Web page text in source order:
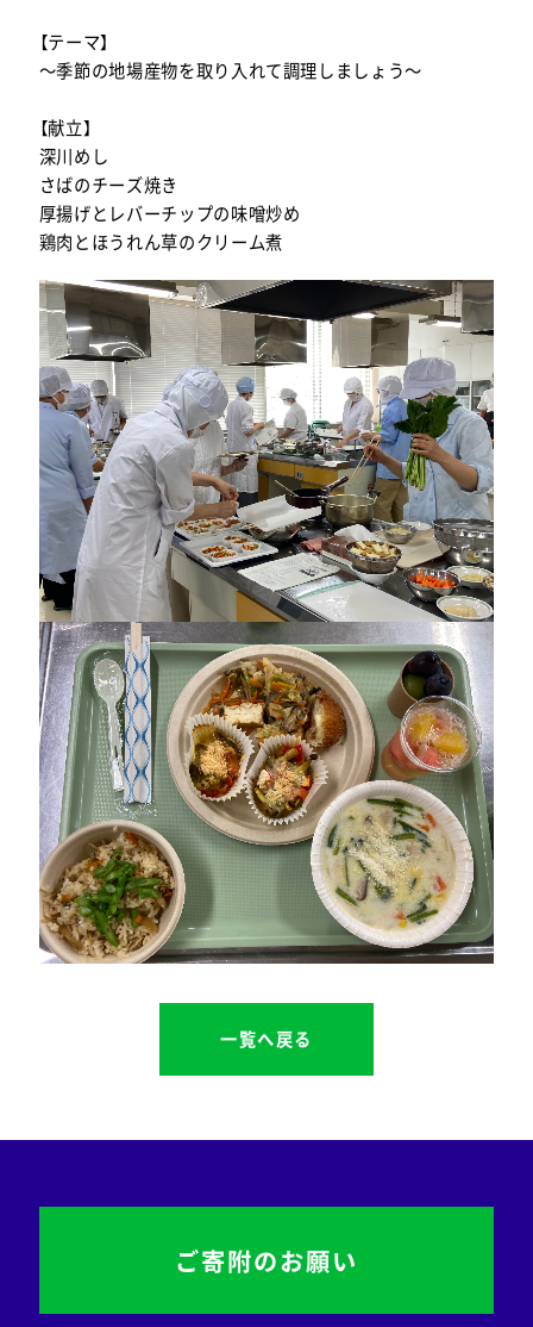
【テーマ】
～季節の地場産物を取り入れて調理しましょう～
【献立】
深川めし
さばのチーズ焼き
厚揚げとレバーチップの味噌炒め
鶏肉とほうれん草のクリーム煮
一覧へ戻る
ご寄附のお願い